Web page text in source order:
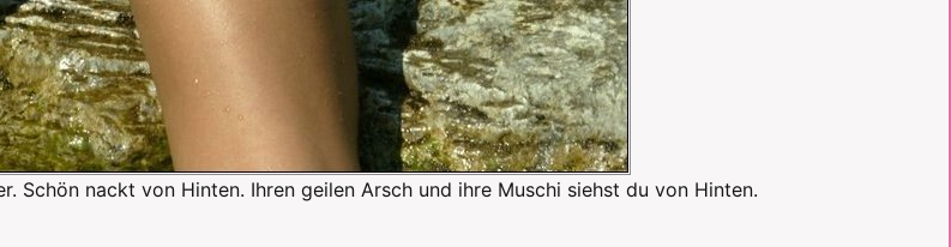
Schön nackt von Hinten. Ihren geilen Arsch und ihre Muschi siehst du von Hinten.